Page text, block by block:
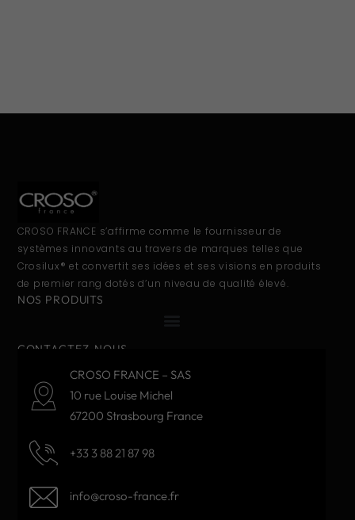
CROSO FRANCE s’affirme comme le fournisseur de
systèmes innovants au travers de marques telles que
Crosilux® et convertit ses idées et ses visions en produits
de premier rang dotés d’un niveau de qualité élevé.
NOS PRODUITS
CONTACTEZ-NOUS
CROSO FRANCE – SAS
10 rue Louise Michel
67200 Strasbourg France
+33 3 88 21 87 98
info@croso-france.fr